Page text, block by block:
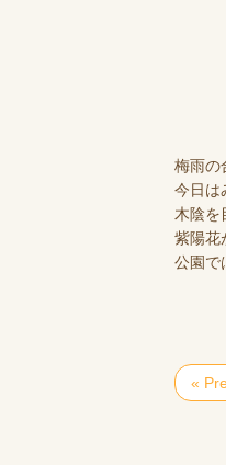
梅雨の
今日は
木陰を
紫陽花
公園で
«